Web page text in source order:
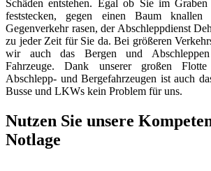
Schäden entstehen. Egal ob Sie im
feststecken, gegen einen Baum
Gegenverkehr rasen, der Abschleppdienst
zu jeder Zeit für Sie da. Bei größeren
wir auch das Bergen und Abschleppen
Fahrzeuge. Dank unserer großen Flotte
Abschlepp- und Bergefahrzeugen ist auch
Busse und LKWs kein Problem für uns.
Nutzen Sie unsere
Notlage